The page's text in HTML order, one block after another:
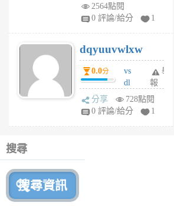
tu
6
個
月
前
2564點閱
0 評論/給分
1
dqyuuvwlxw
0.0分
vs
dl
sq
fy
舉
報
分享
728點閱
0 評論/給分
1
搜尋